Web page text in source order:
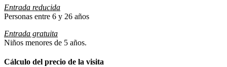
Entrada reducida
Personas entre 6 y 26 años
Entrada gratuita
Niños menores de 5 años.
Cálculo del precio de la visita